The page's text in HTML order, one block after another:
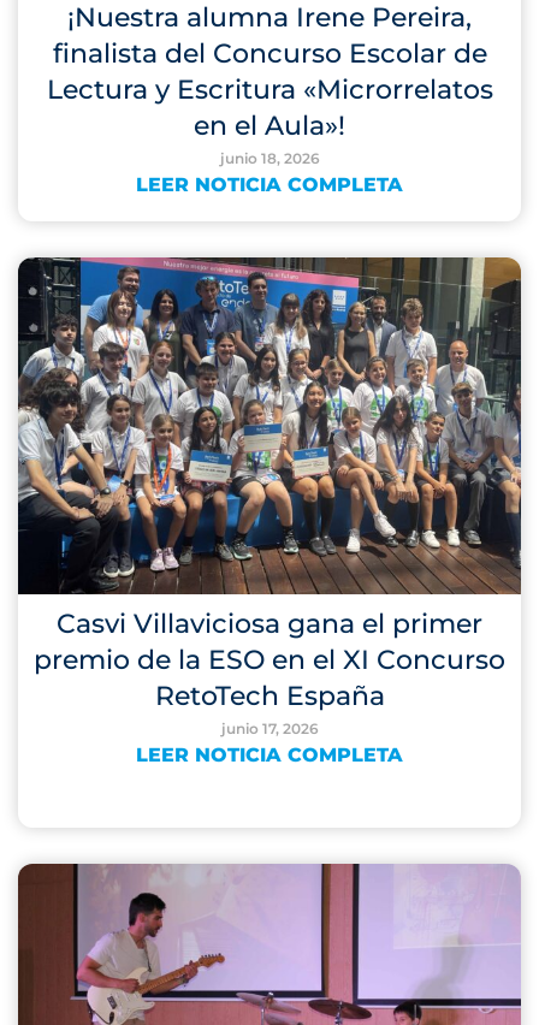
¡Nuestra alumna Irene Pereira,
finalista del Concurso Escolar de
Lectura y Escritura «Microrrelatos
en el Aula»!
junio 18, 2026
LEER NOTICIA COMPLETA
Casvi Villaviciosa gana el primer
premio de la ESO en el XI Concurso
RetoTech España
junio 17, 2026
LEER NOTICIA COMPLETA